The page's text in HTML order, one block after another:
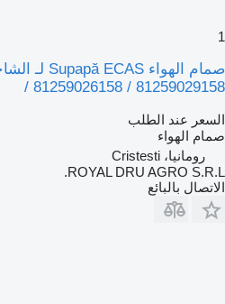
1
/ 81259026158 / 81259029158
السعر عند الطلب
صمام الهواء
رومانيا، Cristesti
ROYAL DRU AGRO S.R.L.
الاتصال بالبائع